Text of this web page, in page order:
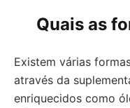
Quais as
Existem várias
através da
enriquecidos como